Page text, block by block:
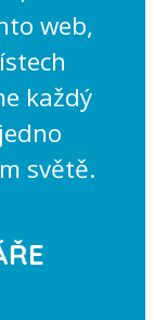
web,
každý
světě.